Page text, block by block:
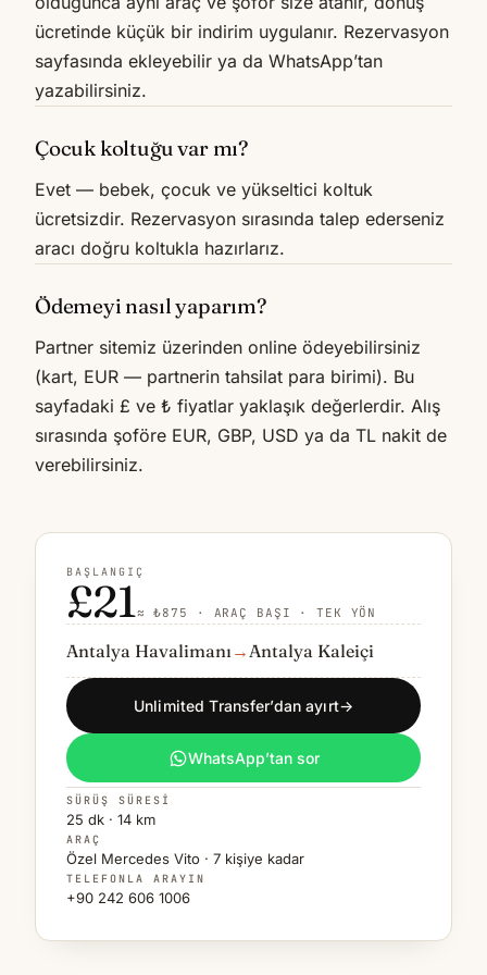
ücretinde küçük bir indirim uygulanır. Rezervasyon
sayfasında ekleyebilir ya da WhatsApp’tan
yazabilirsiniz.
Çocuk koltuğu var mı?
Evet — bebek, çocuk ve yükseltici koltuk
ücretsizdir. Rezervasyon sırasında talep ederseniz
aracı doğru koltukla hazırlarız.
Ödemeyi nasıl yaparım?
Partner sitemiz üzerinden online ödeyebilirsiniz
(kart, EUR — partnerin tahsilat para birimi). Bu
sayfadaki £ ve ₺ fiyatlar yaklaşık değerlerdir. Alış
sırasında şoföre EUR, GBP, USD ya da TL nakit de
verebilirsiniz.
BAŞLANGIÇ
£21≈ ₺875 · ARAÇ BAŞI · TEK YÖN
Antalya Havalimanı→Antalya Kaleiçi
Unlimited Transfer’dan ayırt→
WhatsApp’tan sor
SÜRÜŞ SÜRESI
25 dk · 14 km
ARAÇ
Özel Mercedes Vito · 7 kişiye kadar
TELEFONLA ARAYIN
+90 242 606 1006